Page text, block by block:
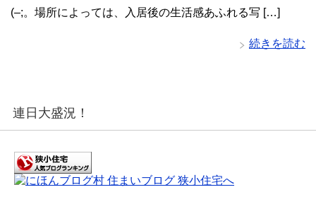
(–;。場所によっては、入居後の生活感あふれる写 […]
続きを読む
連日大盛況！